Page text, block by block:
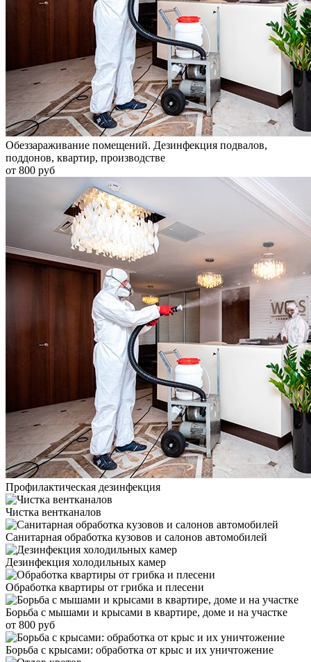
Обеззараживание помещений. Дезинфекция подвалов,
поддонов, квартир, производстве
от 800 руб
Профилактическая дезинфекция
Чистка вентканалов
Санитарная обработка кузовов и салонов автомобилей
Дезинфекция холодильных камер
Обработка квартиры от грибка и плесени
Борьба с мышами и крысами в квартире, доме и на участке
от 800 руб
Борьба с крысами: обработка от крыс и их уничтожение